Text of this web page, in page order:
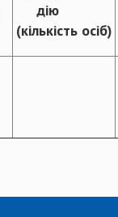
дію
(кількість осіб)